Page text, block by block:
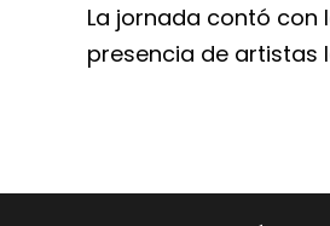
La jornada contó con
presencia de artistas